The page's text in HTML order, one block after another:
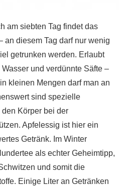
am siebten Tag findet das
an diesem Tag darf nur wenig
getrunken werden. Erlaubt
und verdünnte Säfte –
kleinen Mengen darf man an
sind spezielle
Körper bei der
Apfelessig ist hier ein
Getränk. Im Winter
als echter Geheimtipp,
und somit die
Einige Liter an Getränken